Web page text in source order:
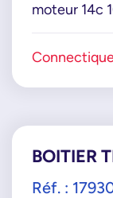
moteur 14c
BOITIER
Réf. :